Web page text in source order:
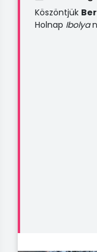
Köszöntjük
Holnap Ibolya